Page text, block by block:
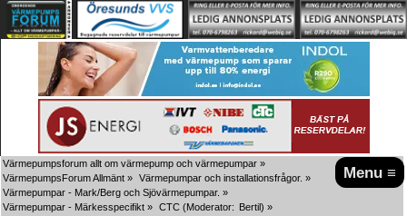
Menu ≡
Värmepumpsforum allt om värmepump och värmepumpar »
VärmepumpsForum Allmänt » Värmepumpar och installationsfrågor. »
Värmepumpar - Mark/Berg och Sjövärmepumpar. »
Värmepumpar - Märkesspecifikt » CTC (Moderator: Bertil) »